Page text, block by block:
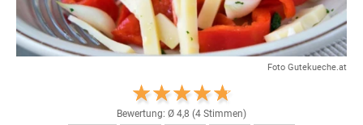
Foto Gutekueche.at
Bewertung: Ø 4,8 (4 Stimmen)